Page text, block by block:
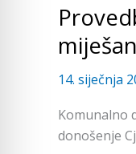
14. siječnja
Komunalno
donošenje
Provedba
javnog
savjetovanja
o
prikupljanja
miješanog